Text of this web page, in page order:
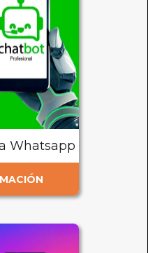
Whatsapp